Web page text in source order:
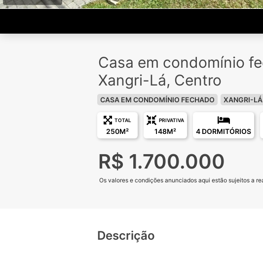
Casa em condomínio
Xangri-Lá, Centro
CASA EM CONDOMÍNIO FECHADO XANGRI-LÁ
TOTAL
250M²
PRIVATIVA
148M² 4 DORMITÓRIOS
R$ 1.700.000
Os valores e condições anunciados aqui estão sujeitos a
Descrição